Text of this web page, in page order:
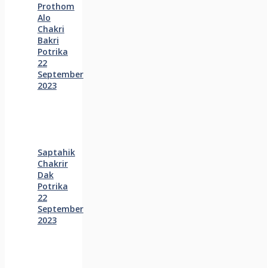
Prothom
Alo
Chakri
Bakri
Potrika
22
September
2023
Saptahik
Chakrir
Dak
Potrika
22
‍September
2023